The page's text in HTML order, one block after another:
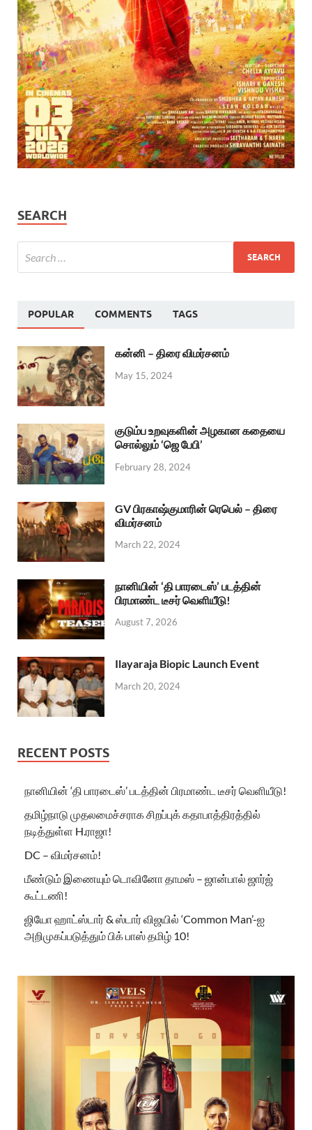
SEARCH
POPULAR COMMENTS TAGS
கன்னி – திரை விமர்சனம்
May 15, 2024
குடும்ப உறவுகளின் அழகான கதையை
சொல்லும் ‘ஜெ பேபி’
February 28, 2024
GV பிரகாஷ்குமாரின் ரெபெல் – திரை
விமர்சனம்
March 22, 2024
நானியின் ‘தி பாரடைஸ்’ படத்தின்
பிரமாண்ட டீசர் வெளியீடு!
August 7, 2026
Ilayaraja Biopic Launch Event
March 20, 2024
RECENT POSTS
நானியின் ‘தி பாரடைஸ்’ படத்தின் பிரமாண்ட டீசர் வெளியீடு!
தமிழ்நாடு முதலமைச்சராக சிறப்புக் கதாபாத்திரத்தில்
நடித்துள்ள H.ராஜா!
DC – விமர்சனம்!
மீண்டும் இணையும் டொவினோ தாமஸ் – ஜான்பால் ஜார்ஜ்
கூட்டணி!
ஜியோ ஹாட்ஸ்டார் & ஸ்டார் விஜயில் ‘Common Man’-ஐ
அறிமுகப்படுத்தும் பிக் பாஸ் தமிழ் 10!